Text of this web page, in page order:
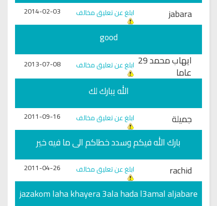
jabara
ابلغ عن تعليق مخالف 2014-02-03
good
ايهاب محمد 29
عاما ابلغ عن تعليق مخالف 2013-07-08
الله يبارك لك
جميلة
ابلغ عن تعليق مخالف 2011-09-16
بارك الله فيكم وسدد خطاكم الى ما فيه خير
rachid
ابلغ عن تعليق مخالف 2011-04-26
jazakom laha khayera 3ala hada l3amal aljabare